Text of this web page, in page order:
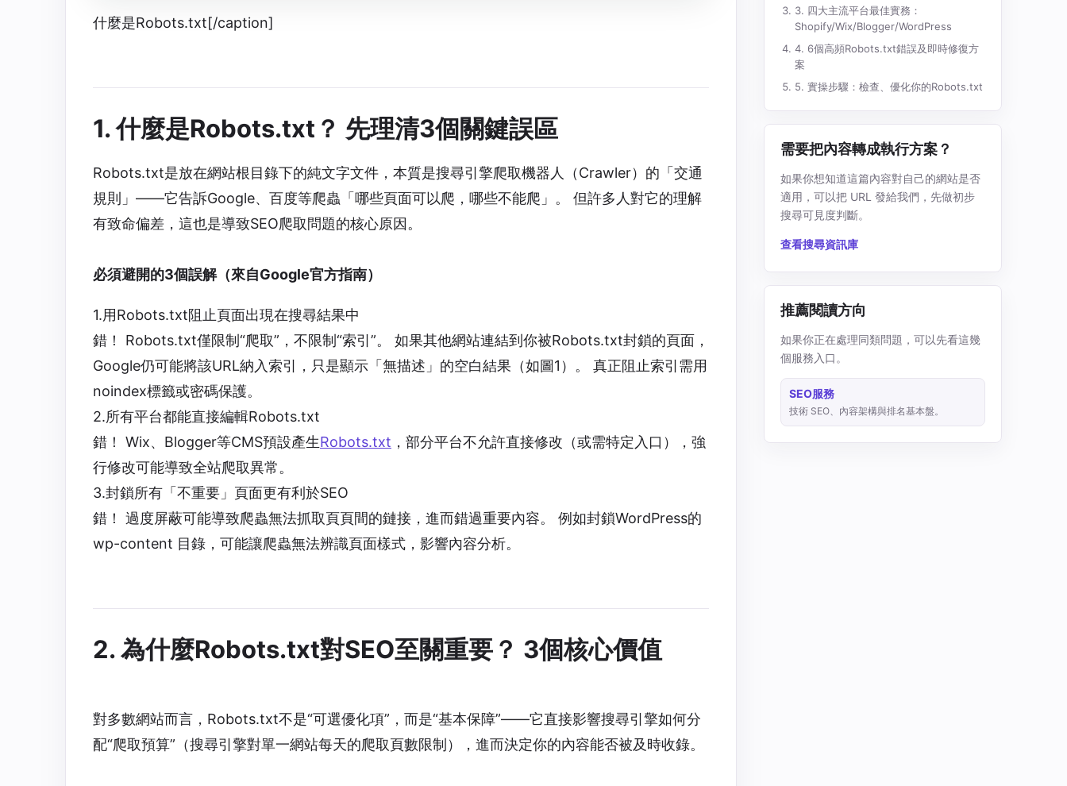
什麼是Robots.txt[/caption]
1. 什麼是Robots.txt？ 先理清3個關鍵誤區
Robots.txt是放在網站根目錄下的純文字文件，本質是搜尋引擎爬取機器人（Crawler）的「交通
規則」——它告訴Google、百度等爬蟲「哪些頁面可以爬，哪些不能爬」。 但許多人對它的理解
有致命偏差，這也是導致SEO爬取問題的核心原因。
必須避開的3個誤解（來自Google官方指南）
1.用Robots.txt阻止頁面出現在搜尋結果中
錯！ Robots.txt僅限制“爬取”，不限制“索引”。 如果其他網站連結到你被Robots.txt封鎖的頁面，
Google仍可能將該URL納入索引，只是顯示「無描述」的空白結果（如圖1）。 真正阻止索引需用
noindex標籤或密碼保護。
2.所有平台都能直接編輯Robots.txt
錯！ Wix、Blogger等CMS預設產生Robots.txt ，部分平台不允許直接修改（或需特定入口），強
行修改可能導致全站爬取異常。
3.封鎖所有「不重要」頁面更有利於SEO
錯！ 過度屏蔽可能導致爬蟲無法抓取頁頁間的鏈接，進而錯過重要內容。 例如封鎖WordPress的
wp-content 目錄，可能讓爬蟲無法辨識頁面樣式，影響內容分析。
2. 為什麼Robots.txt對SEO至關重要？ 3個核心價值
對多數網站而言，Robots.txt不是“可選優化項”，而是“基本保障”——它直接影響搜尋引擎如何分
配“爬取預算”（搜尋引擎對單一網站每天的爬取頁數限制），進而決定你的內容能否被及時收錄。
3. 四大主流平台最佳實務：
Shopify/Wix/Blogger/WordPress
4. 6個高頻Robots.txt錯誤及即時修復方
案
5. 實操步驟：檢查、優化你的Robots.txt
需要把內容轉成執行方案？
如果你想知道這篇內容對自己的網站是否
適用，可以把 URL 發給我們，先做初步
搜尋可見度判斷。
查看搜尋資訊庫
推薦閱讀方向
如果你正在處理同類問題，可以先看這幾
個服務入口。
SEO服務
技術 SEO、內容架構與排名基本盤。